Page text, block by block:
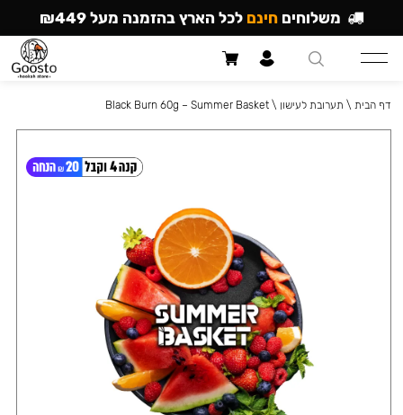
דף הבית \ תערובת לעישון \
Black Burn 60g – Summer Basket
משלוחים חינם לכל הארץ בהזמנה מעל ₪449